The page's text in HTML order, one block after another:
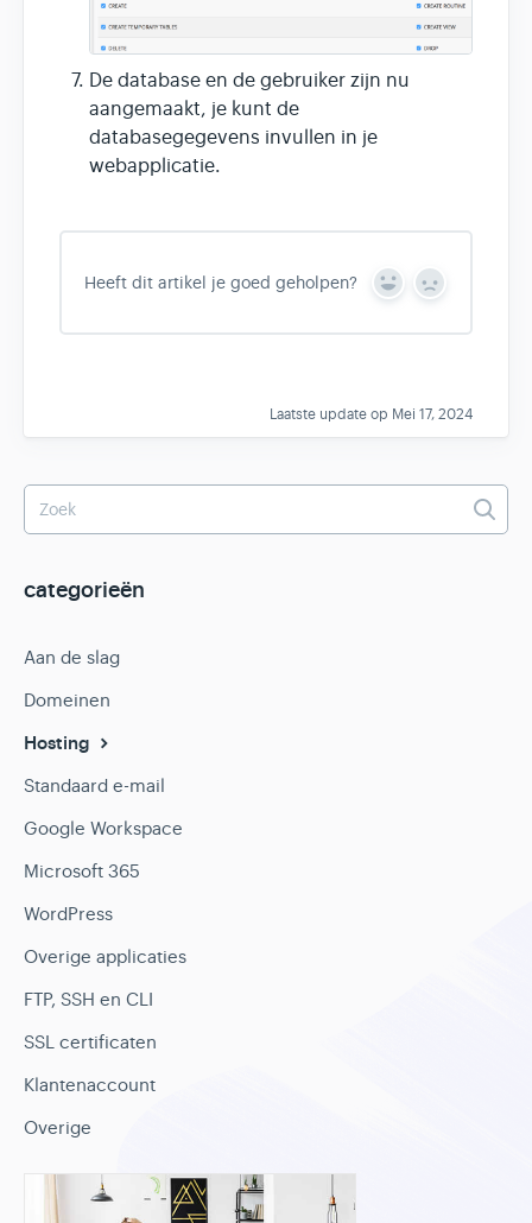
De database en de gebruiker zijn nu
aangemaakt, je kunt de
databasegegevens invullen in je
webapplicatie.
Heeft dit artikel je goed geholpen?
Y
s
N
Laatste update op Mei 17, 2024
categorieën
Aan de slag
Domeinen
Hosting
Standaard e-mail
Google Workspace
Microsoft 365
WordPress
Overige applicaties
FTP, SSH en CLI
SSL certificaten
Klantenaccount
Overige